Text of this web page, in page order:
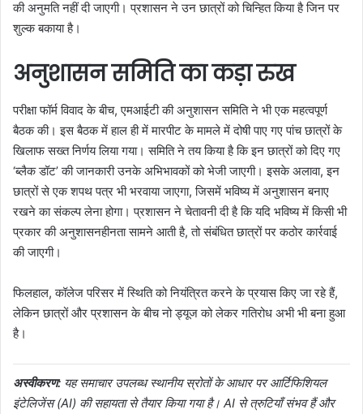
की अनुमति नहीं दी जाएगी। प्रशासन ने उन छात्रों को चिन्हित किया है जिन पर
शुल्क बकाया है।
अनुशासन समिति का कड़ा रुख
परीक्षा फॉर्म विवाद के बीच, एमआईटी की अनुशासन समिति ने भी एक महत्वपूर्ण
बैठक की। इस बैठक में हाल ही में मारपीट के मामले में दोषी पाए गए पांच छात्रों के
खिलाफ सख्त निर्णय लिया गया। समिति ने तय किया है कि इन छात्रों को दिए गए
‘ब्लैक डॉट’ की जानकारी उनके अभिभावकों को भेजी जाएगी। इसके अलावा, इन
छात्रों से एक शपथ पत्र भी भरवाया जाएगा, जिसमें भविष्य में अनुशासन बनाए
रखने का संकल्प लेना होगा। प्रशासन ने चेतावनी दी है कि यदि भविष्य में किसी भी
प्रकार की अनुशासनहीनता सामने आती है, तो संबंधित छात्रों पर कठोर कार्रवाई
की जाएगी।
फिलहाल, कॉलेज परिसर में स्थिति को नियंत्रित करने के प्रयास किए जा रहे हैं,
लेकिन छात्रों और प्रशासन के बीच नो ड्यूज को लेकर गतिरोध अभी भी बना हुआ
है।
अस्वीकरण: यह समाचार उपलब्ध स्थानीय स्रोतों के आधार पर आर्टिफिशियल
इंटेलिजेंस (AI) की सहायता से तैयार किया गया है। AI से त्रुटियाँ संभव हैं और